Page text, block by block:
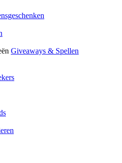
Giveaways & Spellen